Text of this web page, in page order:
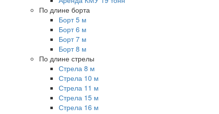
По длине борта
Борт 5 м
Борт 6 м
Борт 7 м
Борт 8 м
По длине стрелы
Стрела 8 м
Стрела 10 м
Стрела 11 м
Стрела 15 м
Стрела 16 м